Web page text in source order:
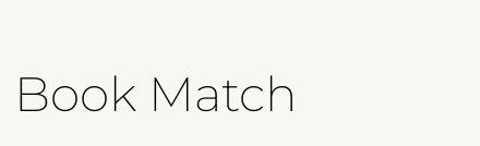
Match